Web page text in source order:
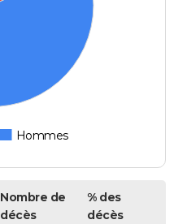
Hommes
Nombre de
décès
% des
décès